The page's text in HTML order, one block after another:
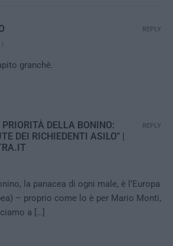
granchè.
REPLY
DELLA BONINO:
DEI RICHIEDENTI ASILO" |
la panacea di ogni male, è l’Europa
– proprio come lo è per Mario Monti,
a […]
REPLY